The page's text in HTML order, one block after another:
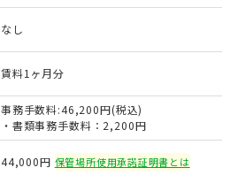
なし
賃料1ヶ月分
事務手数料:46,200円(税込)
・書類事務手数料：2,200円
44,000円 保管場所使用承諾証明書とは